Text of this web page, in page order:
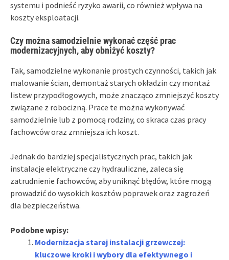
systemu i podnieść ryzyko awarii, co również wpływa na
koszty eksploatacji.
Czy można samodzielnie wykonać część prac
modernizacyjnych, aby obniżyć koszty?
Tak, samodzielne wykonanie prostych czynności, takich jak
malowanie ścian, demontaż starych okładzin czy montaż
listew przypodłogowych, może znacząco zmniejszyć koszty
związane z robocizną. Prace te można wykonywać
samodzielnie lub z pomocą rodziny, co skraca czas pracy
fachowców oraz zmniejsza ich koszt.
Jednak do bardziej specjalistycznych prac, takich jak
instalacje elektryczne czy hydrauliczne, zaleca się
zatrudnienie fachowców, aby uniknąć błędów, które mogą
prowadzić do wysokich kosztów poprawek oraz zagrożeń
dla bezpieczeństwa.
Podobne wpisy:
Modernizacja starej instalacji grzewczej:
kluczowe kroki i wybory dla efektywnego i